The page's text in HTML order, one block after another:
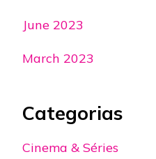
June 2023
March 2023
Categorias
Cinema & Séries